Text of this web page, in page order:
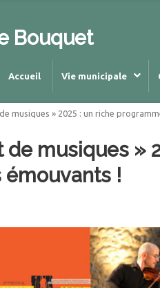
Bouquet
Accueil Vie municipale
musiques » 2025 : un riche
de musiques »
!